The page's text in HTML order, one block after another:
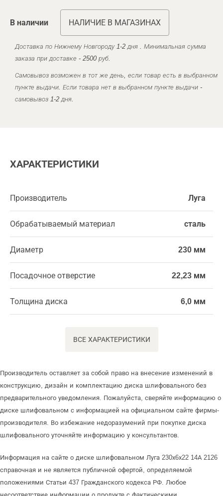
В наличии НАЛИЧИЕ В МАГАЗИНАХ
Доставка по Нижнему Новгороду 1-2 дня . Минимальная сумма
заказа при доставке - 2500 руб.
Самовывоз возможен в тот же день, если товар есть в выбранном
пункте выдачи. Если товара нет в выбранном пункте выдачи -
самовывоз 1-2 дня.
ХАРАКТЕРИСТИКИ
Производитель Луга
Обрабатываемый материал сталь
Диаметр 230 мм
Посадочное отверстие 22,23 мм
Толщина диска 6,0 мм
ВСЕ ХАРАКТЕРИСТИКИ
Производитель оставляет за собой право на внесение изменений в
конструкцию, дизайн и комплектацию диска шлифовального без
предварительного уведомления. Пожалуйста, сверяйте информацию о
диске шлифовальном с информацией на официальном сайте фирмы-
производителя. Во избежание недоразумений при покупке диска
шлифовального уточняйте информацию у консультантов.
Информация на сайте о диске шлифовальном Луга 230х6х22 14А 2126
справочная и не является публичной офертой, определяемой
положениями Статьи 437 Гражданского кодекса РФ. Любое